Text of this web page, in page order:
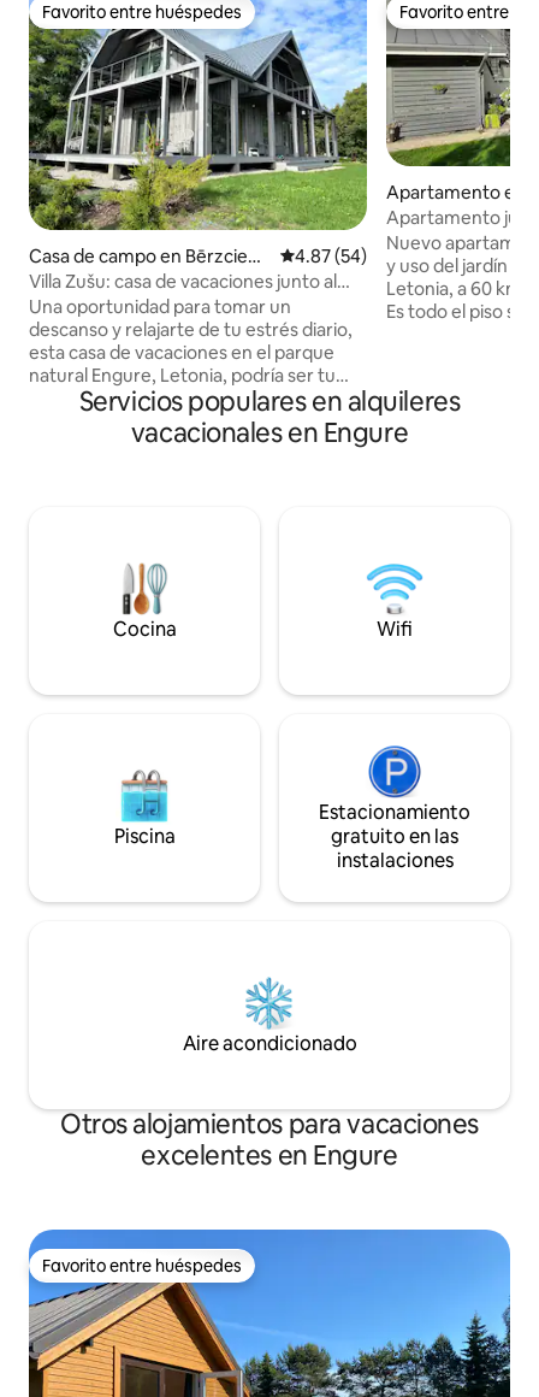
Favorito entre huéspedes
Favorito entre huéspedes
Casa de campo en Bērzciem
s
Calificación promedio: 4.87 de
4.87 (54)
Villa Zušu: casa de vacaciones junto al
mar Báltico, Letonia
Una oportunidad para tomar un
descanso y relajarte de tu estrés diario,
esta casa de vacaciones en el parque
natural Engure, Letonia, podría ser tu
próximo destino. Se tarda solo 85 km y 1
hora desde el aeropuerto de Riga para
llegar a esta moderna casa de 3
sol, el mar, el lago y el bosque cercano
con toda su vida silvestre. Consulta la
guía a continuación para conocer las
actividades recomendadas
Favorito entre
Favorito entre
Apartamento en
Apartamento
el mar Báltico
Nuevo
y uso del jardín
Letonia, a 60 km
Es todo el piso
familias que
vacaciones en la
descanso.
a 200 metros de
restaurantes a 3
Servicios populares en alquileres
vacacionales en Engure
Cocina Wifi
Piscina
Estacionamiento
gratuito en las
instalaciones
Aire acondicionado
Otros alojamientos para vacaciones
excelentes en Engure
Favorito entre huéspedes
Favorito entre huéspedes